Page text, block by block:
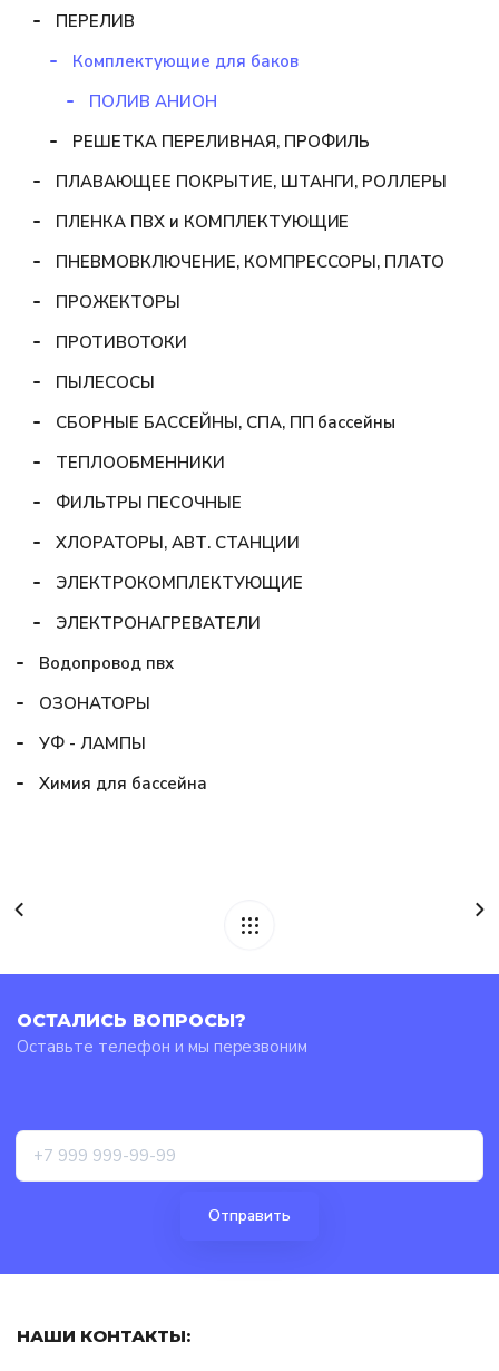
ПЕРЕЛИВ
Комплектующие для баков
ПОЛИВ АНИОН
РЕШЕТКА ПЕРЕЛИВНАЯ, ПРОФИЛЬ
ПЛАВАЮЩЕЕ ПОКРЫТИЕ, ШТАНГИ, РОЛЛЕРЫ
ПЛЕНКА ПВХ и КОМПЛЕКТУЮЩИЕ
ПНЕВМОВКЛЮЧЕНИЕ, КОМПРЕССОРЫ, ПЛАТО
ПРОЖЕКТОРЫ
ПРОТИВОТОКИ
ПЫЛЕСОСЫ
СБОРНЫЕ БАССЕЙНЫ, СПА, ПП бассейны
ТЕПЛООБМЕННИКИ
ФИЛЬТРЫ ПЕСОЧНЫЕ
ХЛОРАТОРЫ, АВТ. СТАНЦИИ
ЭЛЕКТРОКОМПЛЕКТУЮЩИЕ
ЭЛЕКТРОНАГРЕВАТЕЛИ
Водопровод пвх
ОЗОНАТОРЫ
УФ - ЛАМПЫ
Химия для бассейна
ОСТАЛИСЬ ВОПРОСЫ?
Оставьте телефон и мы перезвоним
НАШИ КОНТАКТЫ: